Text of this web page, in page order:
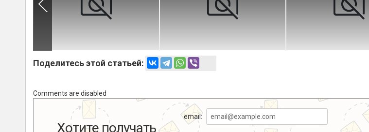
Поделитесь этой статьей:
Comments are disabled
Хотите получать
email: